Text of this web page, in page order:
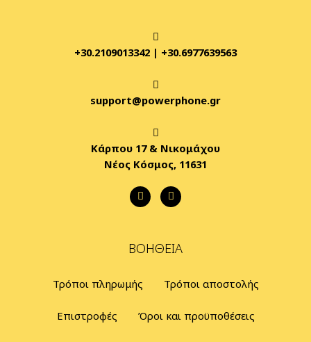
+30.2109013342 | +30.6977639563
support@powerphone.gr
Κάρπου 17 & Νικομάχου
Νέος Κόσμος, 11631
ΒΟΉΘΕΙΑ
Τρόποι πληρωμής Τρόποι αποστολής
Επιστροφές Όροι και προϋποθέσεις